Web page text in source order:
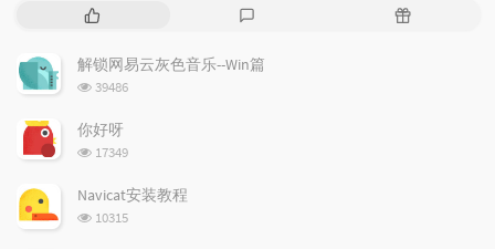
热
文
章
评
论
随
解锁网易云灰色音乐--Win篇
浏览次数:
39486
你好呀
浏览次数:
17349
Navicat安装教程
浏览次数:
10315